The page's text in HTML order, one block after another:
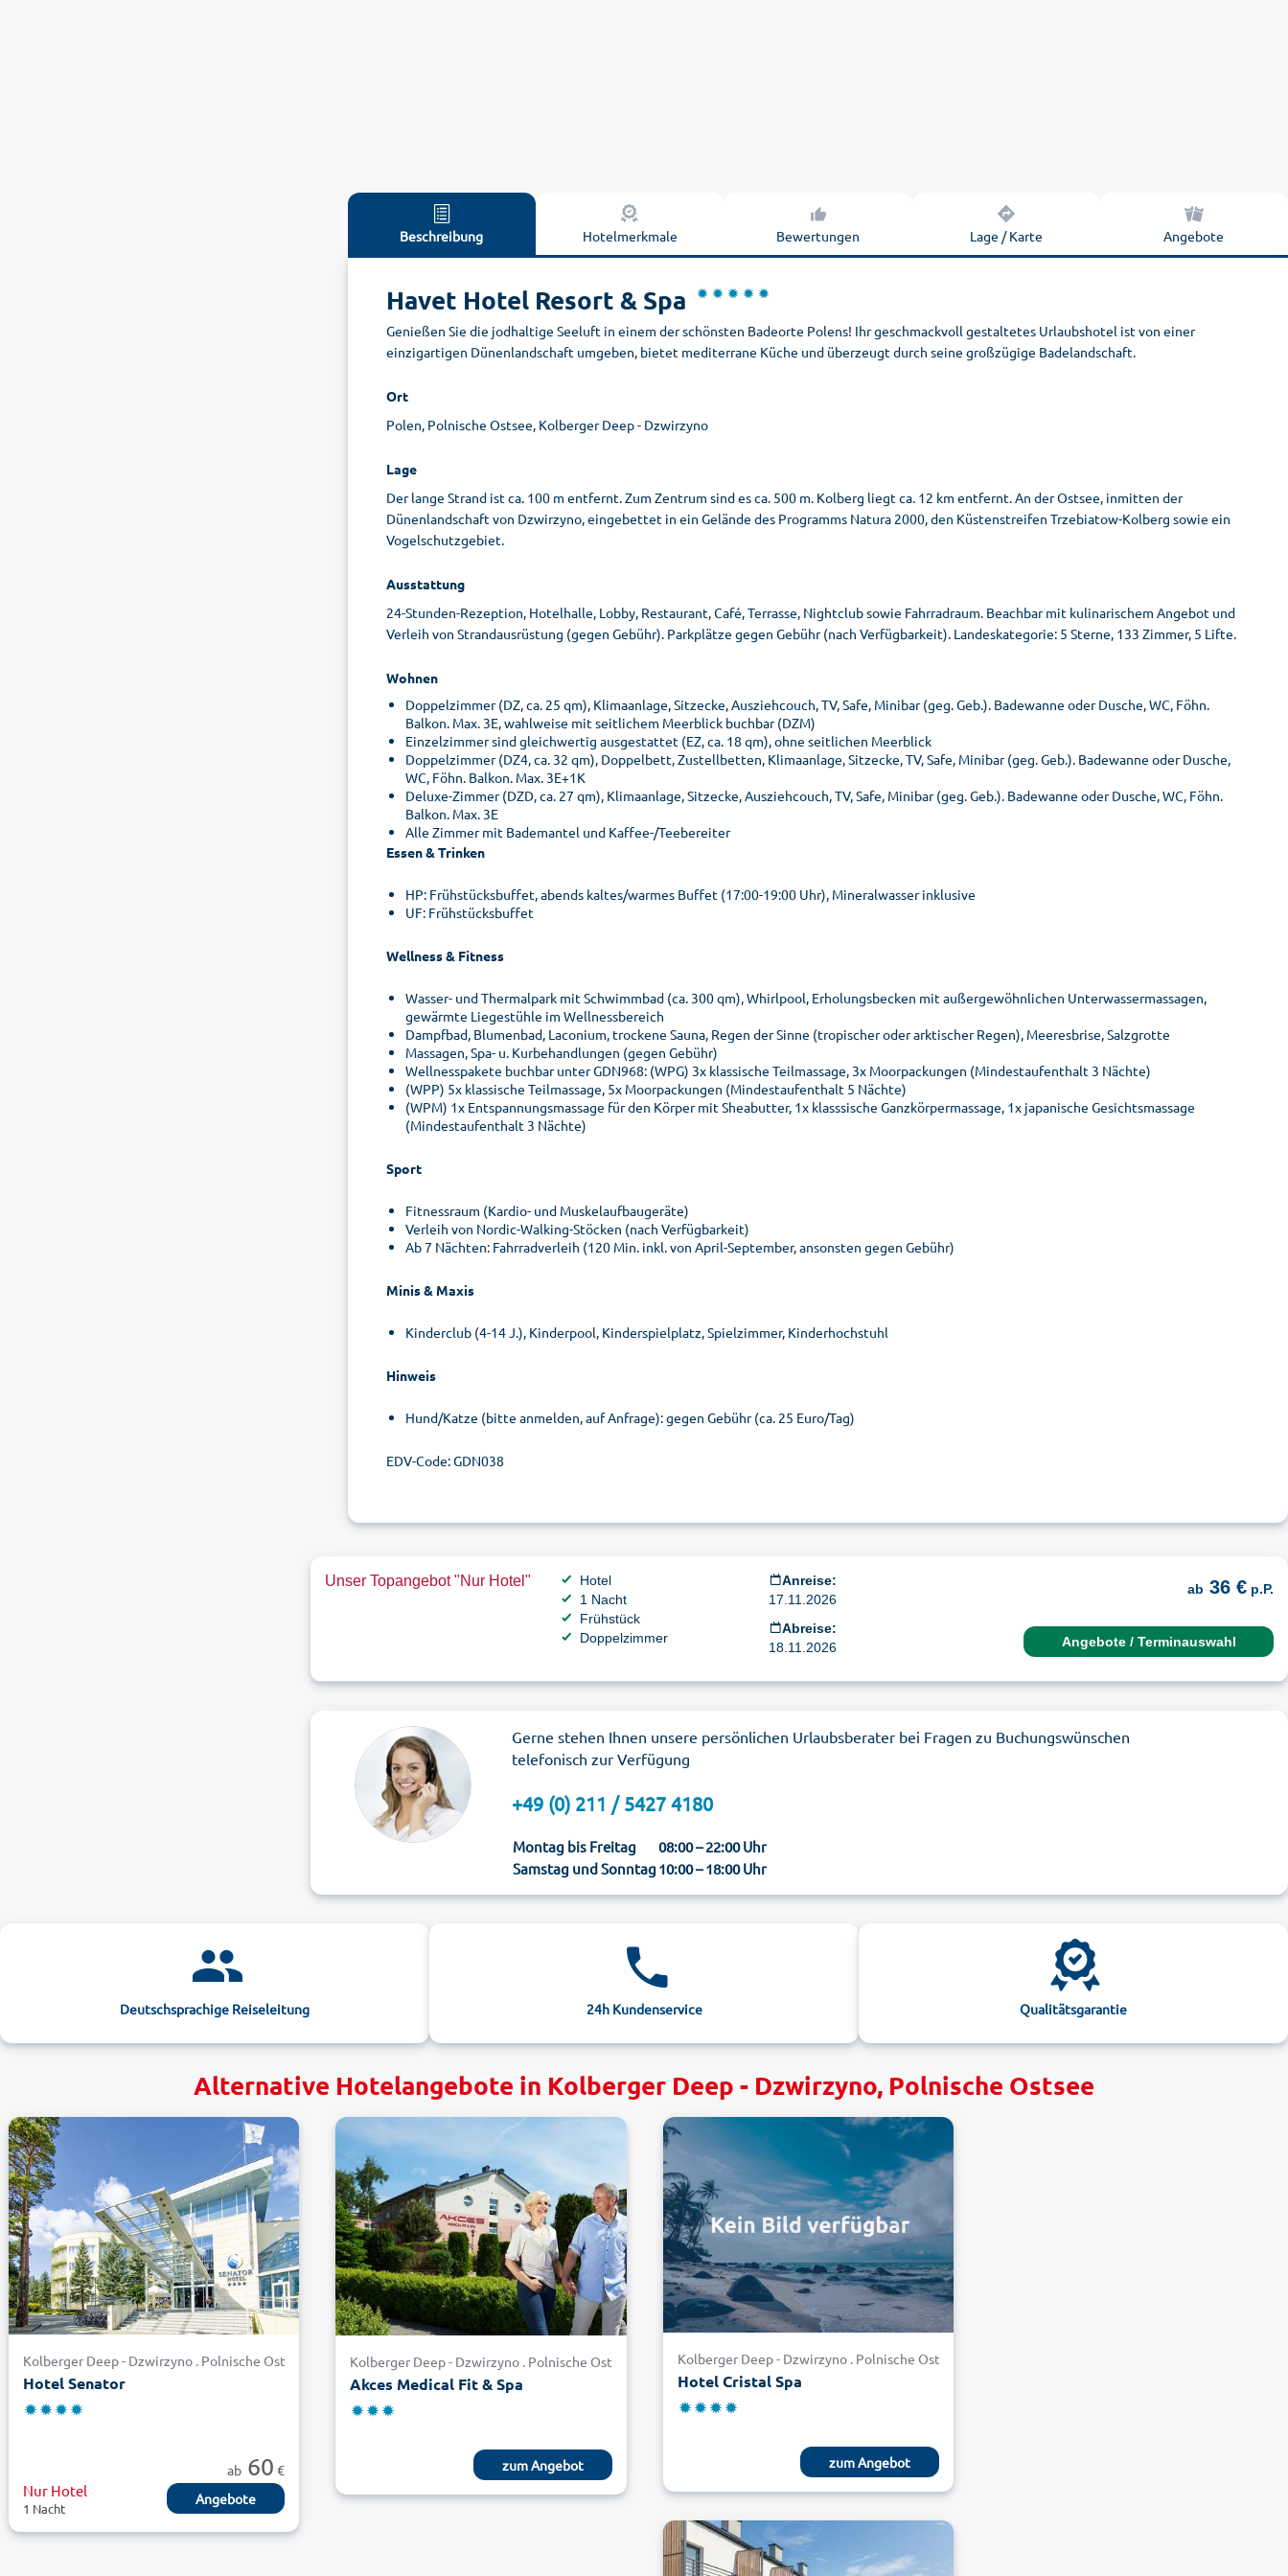
Beschreibung Hotelmerkmale Bewertungen Lage / Karte Angebote
Havet Hotel Resort & Spa
Genießen Sie die jodhaltige Seeluft in einem der schönsten Badeorte Polens! Ihr geschmackvoll gestaltetes Urlaubshotel ist von einer
einzigartigen Dünenlandschaft umgeben, bietet mediterrane Küche und überzeugt durch seine großzügige Badelandschaft.
Ort
Polen, Polnische Ostsee, Kolberger Deep - Dzwirzyno
Lage
Der lange Strand ist ca. 100 m entfernt. Zum Zentrum sind es ca. 500 m. Kolberg liegt ca. 12 km entfernt. An der Ostsee, inmitten der
Dünenlandschaft von Dzwirzyno, eingebettet in ein Gelände des Programms Natura 2000, den Küstenstreifen Trzebiatow-Kolberg sowie ein
Vogelschutzgebiet.
Ausstattung
24-Stunden-Rezeption, Hotelhalle, Lobby, Restaurant, Café, Terrasse, Nightclub sowie Fahrradraum. Beachbar mit kulinarischem Angebot und
Verleih von Strandausrüstung (gegen Gebühr). Parkplätze gegen Gebühr (nach Verfügbarkeit). Landeskategorie: 5 Sterne, 133 Zimmer, 5 Lifte.
Wohnen
Doppelzimmer (DZ, ca. 25 qm), Klimaanlage, Sitzecke, Ausziehcouch, TV, Safe, Minibar (geg. Geb.). Badewanne oder Dusche, WC, Föhn.
Balkon. Max. 3E, wahlweise mit seitlichem Meerblick buchbar (DZM)
Einzelzimmer sind gleichwertig ausgestattet (EZ, ca. 18 qm), ohne seitlichen Meerblick
Doppelzimmer (DZ4, ca. 32 qm), Doppelbett, Zustellbetten, Klimaanlage, Sitzecke, TV, Safe, Minibar (geg. Geb.). Badewanne oder Dusche,
WC, Föhn. Balkon. Max. 3E+1K
Deluxe-Zimmer (DZD, ca. 27 qm), Klimaanlage, Sitzecke, Ausziehcouch, TV, Safe, Minibar (geg. Geb.). Badewanne oder Dusche, WC, Föhn.
Balkon. Max. 3E
Alle Zimmer mit Bademantel und Kaffee-/Teebereiter
Essen & Trinken
HP: Frühstücksbuffet, abends kaltes/warmes Buffet (17:00-19:00 Uhr), Mineralwasser inklusive
UF: Frühstücksbuffet
Wellness & Fitness
Wasser- und Thermalpark mit Schwimmbad (ca. 300 qm), Whirlpool, Erholungsbecken mit außergewöhnlichen Unterwassermassagen,
gewärmte Liegestühle im Wellnessbereich
Dampfbad, Blumenbad, Laconium, trockene Sauna, Regen der Sinne (tropischer oder arktischer Regen), Meeresbrise, Salzgrotte
Massagen, Spa- u. Kurbehandlungen (gegen Gebühr)
Wellnesspakete buchbar unter GDN968: (WPG) 3x klassische Teilmassage, 3x Moorpackungen (Mindestaufenthalt 3 Nächte)
(WPP) 5x klassische Teilmassage, 5x Moorpackungen (Mindestaufenthalt 5 Nächte)
(WPM) 1x Entspannungsmassage für den Körper mit Sheabutter, 1x klasssische Ganzkörpermassage, 1x japanische Gesichtsmassage
(Mindestaufenthalt 3 Nächte)
Sport
Fitnessraum (Kardio- und Muskelaufbaugeräte)
Verleih von Nordic-Walking-Stöcken (nach Verfügbarkeit)
Ab 7 Nächten: Fahrradverleih (120 Min. inkl. von April-September, ansonsten gegen Gebühr)
Minis & Maxis
Kinderclub (4-14 J.), Kinderpool, Kinderspielplatz, Spielzimmer, Kinderhochstuhl
Hinweis
Hund/Katze (bitte anmelden, auf Anfrage): gegen Gebühr (ca. 25 Euro/Tag)
EDV-Code: GDN038
Unser Topangebot "Nur Hotel"
Hotel
1 Nacht
Frühstück
Doppelzimmer
Anreise:
17.11.2026
Abreise:
18.11.2026
ab 36 € p.P.
Angebote / Terminauswahl
Gerne stehen Ihnen unsere persönlichen Urlaubsberater bei Fragen zu Buchungswünschen
telefonisch zur Verfügung
+49 (0) 211 / 5427 4180
Montag bis Freitag
08:00 – 22:00 Uhr
Samstag und Sonntag10:00 – 18:00 Uhr
Deutschsprachige Reiseleitung 24h Kundenservice Qualitätsgarantie
Alternative Hotelangebote in Kolberger Deep - Dzwirzyno, Polnische Ostsee
Kolberger Deep - Dzwirzyno . Polnische Ostsee
Hotel Senator
ab 60 €
Nur Hotel
1 Nacht
Angebote
Kolberger Deep - Dzwirzyno . Polnische Ostsee
Akces Medical Fit & Spa
zum Angebot
Kolberger Deep - Dzwirzyno . Polnische Ostsee
Hotel Cristal Spa
zum Angebot